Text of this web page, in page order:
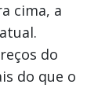
cima, a
do
do que o